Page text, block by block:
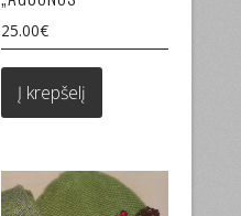
25.00€
Į krepšelį